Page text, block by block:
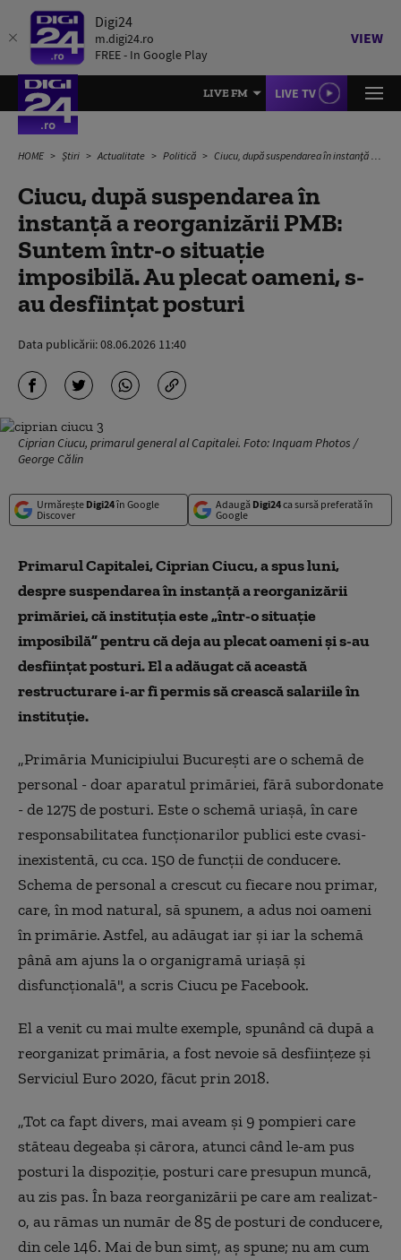
Digi24
m.digi24.ro
FREE - In Google Play
VIEW
LIVE FM LIVE TV
HOME Știri Actualitate Politică Ciucu, după suspendarea în instanţă a reorganizării PMB: Suntem într-o situaţie imposibilă. Au plecat oameni, s-au desfiinţat posturi
Ciucu, după suspendarea în
instanţă a reorganizării PMB:
Suntem într-o situaţie
imposibilă. Au plecat oameni, s-
au desfiinţat posturi
Data publicării:08.06.2026 11:40
Ciprian Ciucu, primarul general al Capitalei. Foto: Inquam Photos /
George Călin
Urmărește Digi24în Google
Discover
Adaugă Digi24ca sursă preferată în
Google
Primarul Capitalei, Ciprian Ciucu, a spus luni,
despre suspendarea în instanţă a reorganizării
primăriei, că instituția este „într-o situaţie
imposibilă” pentru că deja au plecat oameni și s-au
desfiinţat posturi. El a adăugat că această
restructurare i-ar fi permis să crească salariile în
instituție.
„Primăria Municipiului Bucureşti are o schemă de
personal - doar aparatul primăriei, fără subordonate
- de 1275 de posturi. Este o schemă uriaşă, în care
responsabilitatea funcţionarilor publici este cvasi-
inexistentă, cu cca. 150 de funcţii de conducere.
Schema de personal a crescut cu fiecare nou primar,
care, în mod natural, să spunem, a adus noi oameni
în primărie. Astfel, au adăugat iar şi iar la schemă
până am ajuns la o organigramă uriaşă şi
disfuncţională", a scris Ciucu pe Facebook.
El a venit cu mai multe exemple, spunând că după a
reorganizat primăria, a fost nevoie să desfiinţeze şi
Serviciul Euro 2020, făcut prin 2018.
„Tot ca fapt divers, mai aveam şi 9 pompieri care
stăteau degeaba şi cărora, atunci când le-am pus
posturi la dispoziţie, posturi care presupun muncă,
au zis pas. În baza reorganizării pe care am realizat-
o, au rămas un număr de 85 de posturi de conducere,
din cele 146. Mai de bun simţ, aş spune; nu am cum